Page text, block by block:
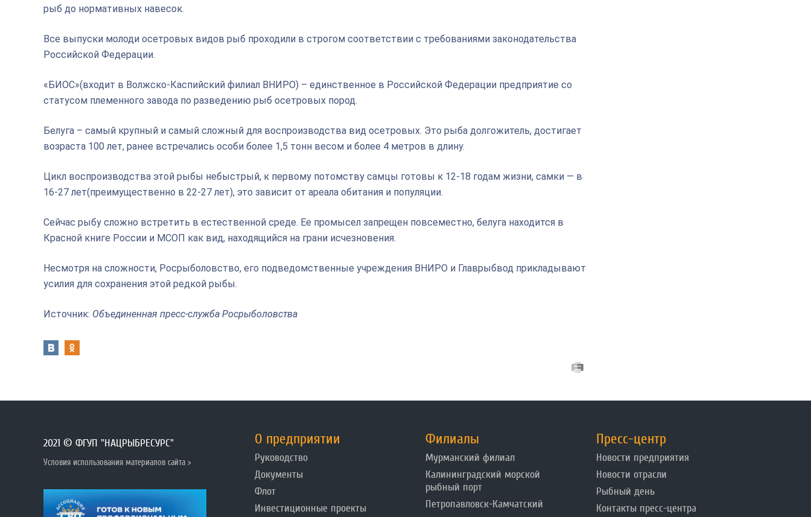
рыб до нормативных навесок.
Все выпуски молоди осетровых видов рыб проходили в строгом соответствии с требованиями законодательства
Российской Федерации.
«БИОС»(входит в Волжско-Каспийский филиал ВНИРО) – единственное в Российской Федерации предприятие со
статусом племенного завода по разведению рыб осетровых пород.
Белуга – самый крупный и самый сложный для воспроизводства вид осетровых. Это рыба долгожитель, достигает
возраста 100 лет, ранее встречались особи более 1,5 тонн весом и более 4 метров в длину.
Цикл воспроизводства этой рыбы небыстрый, к первому потомству самцы готовы к 12-18 годам жизни, самки — в
16-27 лет(преимущественно в 22-27 лет), это зависит от ареала обитания и популяции.
Сейчас рыбу сложно встретить в естественной среде. Ее промысел запрещен повсеместно, белуга находится в
Красной книге России и МСОП как вид, находящийся на грани исчезновения.
Несмотря на сложности, Росрыболовство, его подведомственные учреждения ВНИРО и Главрыбвод прикладывают
усилия для сохранения этой редкой рыбы.
Источник: Объединенная пресс-служба Росрыболовства
2021 © ФГУП "НАЦРЫБРЕСУРС"
Условия использования материалов сайта >
О предприятии
Руководство
Документы
Флот
Инвестиционные проекты
Филиалы
Мурманский филиал
Калининградский морской
рыбный порт
Петропавловск-Камчатский
Пресс-центр
Новости предприятия
Новости отрасли
Рыбный день
Контакты пресс-центра